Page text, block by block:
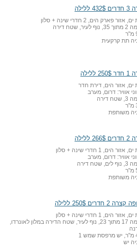
אזור פארק הים, 2 חדרי שינה + סלון
לעיר, שטח דירה
תת קרקעית
ים, אזור הים, דירת חדר
אוויר: דרום, מערב
דירה
משותפת
אזור הים, 1 חדרי שינה + סלון
אוויר: דרום, מערב
שטח דירה
משותפת
250$ ללילה
אזור הים, 1 חדרי שינה + סלון
קומה 17 מתוך 23, נוף לעיר, שטח הדירה במלון לאונרדו,
1
יש